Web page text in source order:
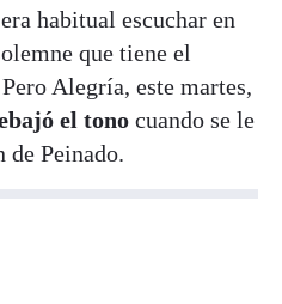
habitual escuchar en
que tiene el
Alegría, este martes,
el tono cuando se le
de Peinado.